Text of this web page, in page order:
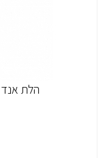
הלת אנד